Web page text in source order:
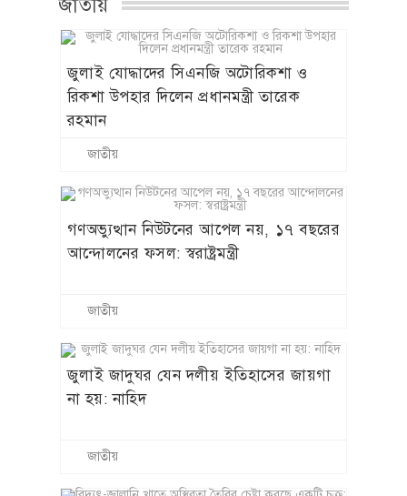
জুলাই যোদ্ধাদের সিএনজি অটোরিকশা ও
রিকশা উপহার দিলেন প্রধানমন্ত্রী তারেক
রহমান
জাতীয়
গণঅভ্যুত্থান নিউটনের আপেল নয়, ১৭ বছরের
আন্দোলনের ফসল: স্বরাষ্ট্রমন্ত্রী
জাতীয়
জুলাই জাদুঘর যেন দলীয় ইতিহাসের জায়গা
না হয়: নাহিদ
জাতীয়